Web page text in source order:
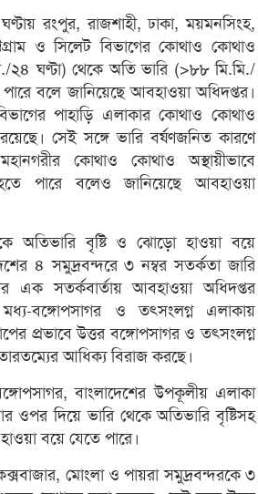
রংপুর, রাজশাহী, ঢাকা, ময়মনসিংহ,
ও সিলেট বিভাগের কোথাও কোথাও
২৪ ঘণ্টা) থেকে অতি ভারি (>৮৮ মি.মি./
বলে জানিয়েছে আবহাওয়া অধিদপ্তর।
পাহাড়ি এলাকার কোথাও কোথাও
সেই সঙ্গে ভারি বর্ষণজনিত কারণে
কোথাও কোথাও অস্থায়ীভাবে
পারে বলেও জানিয়েছে আবহাওয়া
অতিভারি বৃষ্টি ও ঝোড়ো হাওয়া বয়ে
৪ সমুদ্রবন্দরে ৩ নম্বর সতর্কতা জারি
এক সতর্কবার্তায় আবহাওয়া অধিদপ্তর
মধ্য-বঙ্গোপসাগর ও তৎসংলগ্ন এলাকায়
প্রভাবে উত্তর বঙ্গোপসাগর ও তৎসংলগ্ন
আধিক্য বিরাজ করছে।
বাংলাদেশের উপকূলীয় এলাকা
ওপর দিয়ে ভারি থেকে অতিভারি বৃষ্টিসহ
বয়ে যেতে পারে।
মোংলা ও পায়রা সমুদ্রবন্দরকে ৩